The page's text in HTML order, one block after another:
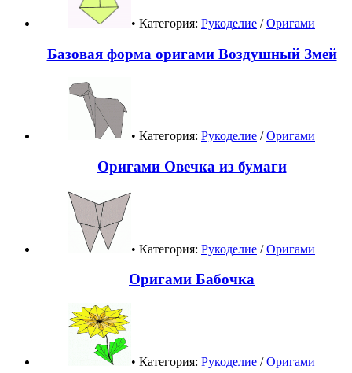
• Категория: Рукоделие /Оригами
Базовая форма оригами Воздушный Змей
• Категория: Рукоделие /Оригами
Оригами Овечка из бумаги
• Категория: Рукоделие /Оригами
Оригами Бабочка
• Категория: Рукоделие /Оригами